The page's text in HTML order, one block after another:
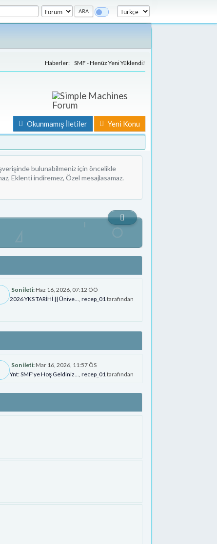
Haberler: SMF - Henüz Yeni Yüklendi!
Okunmamış İletiler Yeni Konu
bulunabilmeniz için öncelikle
Eklenti indiremez, Özel mesajlasamaz.
Son ileti:Haz 16, 2026, 07:12 ÖÖ
2026 YKS TARİHİ || Ünive...,recep_01tarafından
Son ileti:Mar 16, 2026, 11:57 ÖS
Ynt: SMF'ye Hoş Geldiniz...,recep_01tarafından